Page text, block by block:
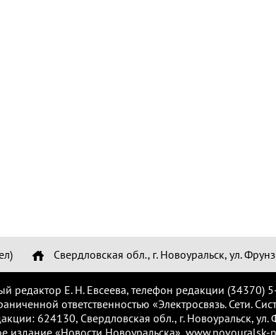
Свердловская обл., г. Новоуральск, ул.
редактор Е. Н. Евсеева, телефон редакции (34370)
ответственностью «Электросвязь. Сети.
624130, Свердловская обл., г. Новоуральск, ул.